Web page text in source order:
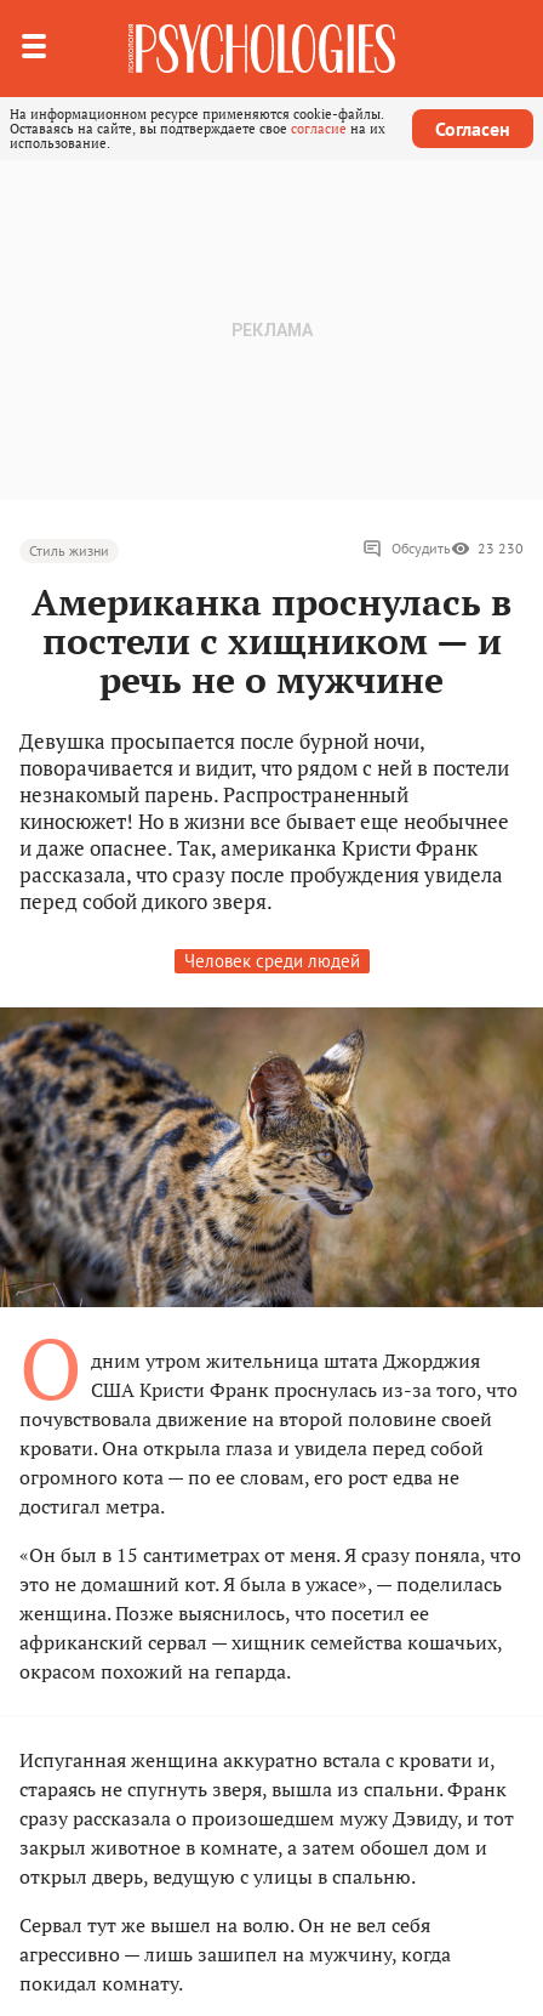
На информационном ресурсе применяются cookie-файлы.
Оставаясь на сайте, вы подтверждаете свое согласие на их
использование.
Согласен
Стиль жизни Обсудить 23 230
Американка проснулась в
постели с хищником — и
речь не о мужчине
Девушка просыпается после бурной ночи,
поворачивается и видит, что рядом с ней в постели
незнакомый парень. Распространенный
киносюжет! Но в жизни все бывает еще необычнее
и даже опаснее. Так, американка Кристи Франк
рассказала, что сразу после пробуждения увидела
перед собой дикого зверя.
Человек среди людей
О дним утром жительница штата Джорджия
США Кристи Франк проснулась из-за того, что
почувствовала движение на второй половине своей
кровати. Она открыла глаза и увидела перед собой
огромного кота — по ее словам, его рост едва не
достигал метра.
«Он был в 15 сантиметрах от меня. Я сразу поняла, что
это не домашний кот. Я была в ужасе», — поделилась
женщина. Позже выяснилось, что посетил ее
африканский сервал — хищник семейства кошачьих,
окрасом похожий на гепарда.
Испуганная женщина аккуратно встала с кровати и,
стараясь не спугнуть зверя, вышла из спальни. Франк
сразу рассказала о произошедшем мужу Дэвиду, и тот
закрыл животное в комнате, а затем обошел дом и
открыл дверь, ведущую с улицы в спальню.
Сервал тут же вышел на волю. Он не вел себя
агрессивно — лишь зашипел на мужчину, когда
покидал комнату.